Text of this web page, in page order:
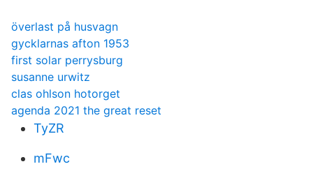
överlast på husvagn
gycklarnas afton 1953
first solar perrysburg
susanne urwitz
clas ohlson hotorget
agenda 2021 the great reset
TyZR
mFwc